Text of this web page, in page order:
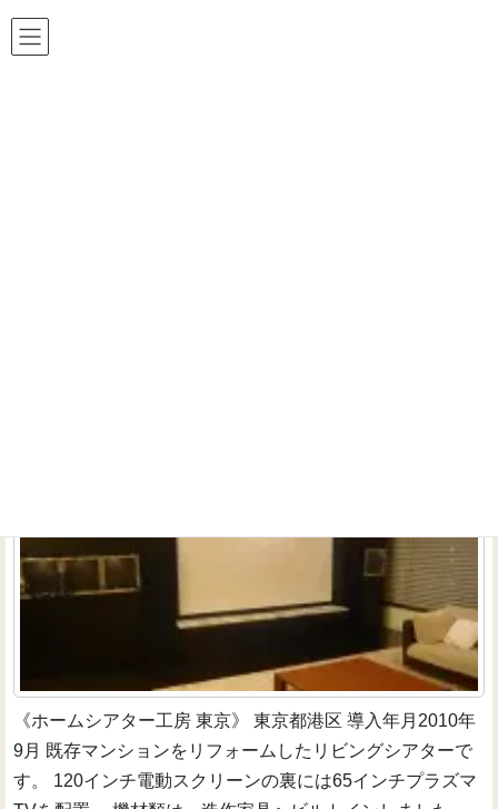
《ホームシアター工房 東京》 東京都港区 導入年月2010年
9月 既存マンションをリフォームしたリビングシアターで
す。 120インチ電動スクリーンの裏には65インチプラズマ